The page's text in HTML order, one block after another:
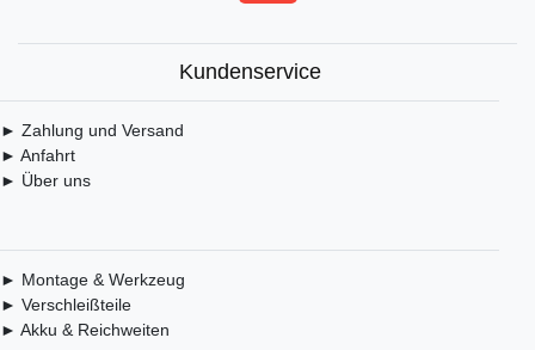
Kundenservice
► Zahlung und Versand
► Anfahrt
► Über uns
► Montage & Werkzeug
► Verschleißteile
► Akku & Reichweiten